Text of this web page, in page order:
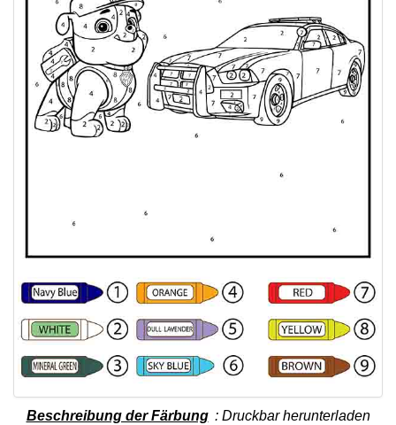
Beschreibung der Färbung : Druckbar herunterladen